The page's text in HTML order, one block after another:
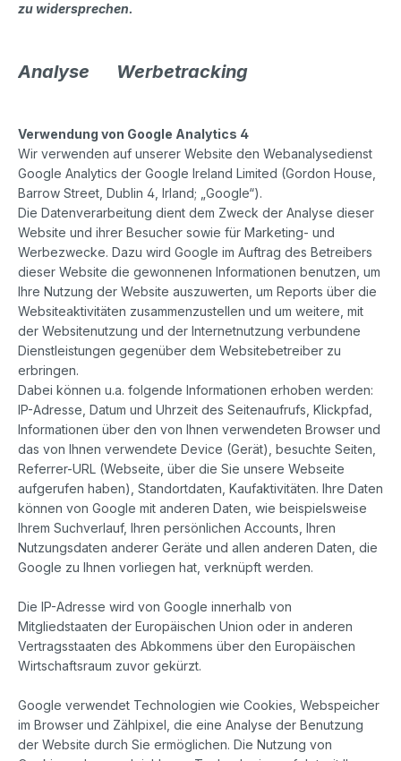
zu widersprechen.
Analyse Werbetracking
Verwendung von Google Analytics 4
Wir verwenden auf unserer Website den Webanalysedienst
Google Analytics der Google Ireland Limited (Gordon House,
Barrow Street, Dublin 4, Irland; „Google“).
Die Datenverarbeitung dient dem Zweck der Analyse dieser
Website und ihrer Besucher sowie für Marketing- und
Werbezwecke. Dazu wird Google im Auftrag des Betreibers
dieser Website die gewonnenen Informationen benutzen, um
Ihre Nutzung der Website auszuwerten, um Reports über die
Websiteaktivitäten zusammenzustellen und um weitere, mit
der Websitenutzung und der Internetnutzung verbundene
Dienstleistungen gegenüber dem Websitebetreiber zu
erbringen.
Dabei können u.a. folgende Informationen erhoben werden:
IP-Adresse, Datum und Uhrzeit des Seitenaufrufs, Klickpfad,
Informationen über den von Ihnen verwendeten Browser und
das von Ihnen verwendete Device (Gerät), besuchte Seiten,
Referrer-URL (Webseite, über die Sie unsere Webseite
aufgerufen haben), Standortdaten, Kaufaktivitäten. Ihre Daten
können von Google mit anderen Daten, wie beispielsweise
Ihrem Suchverlauf, Ihren persönlichen Accounts, Ihren
Nutzungsdaten anderer Geräte und allen anderen Daten, die
Google zu Ihnen vorliegen hat, verknüpft werden.
Die IP-Adresse wird von Google innerhalb von
Mitgliedstaaten der Europäischen Union oder in anderen
Vertragsstaaten des Abkommens über den Europäischen
Wirtschaftsraum zuvor gekürzt.
Google verwendet Technologien wie Cookies, Webspeicher
im Browser und Zählpixel, die eine Analyse der Benutzung
der Website durch Sie ermöglichen. Die Nutzung von